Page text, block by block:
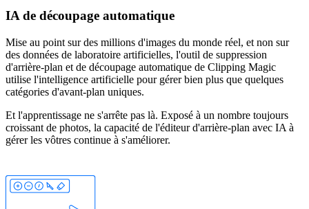
IA de découpage automatique
Mise au point sur des millions d'images du monde réel, et non sur
des données de laboratoire artificielles, l'outil de suppression
d'arrière-plan et de découpage automatique de Clipping Magic
utilise l'intelligence artificielle pour gérer bien plus que quelques
catégories d'avant-plan uniques.
Et l'apprentissage ne s'arrête pas là. Exposé à un nombre toujours
croissant de photos, la capacité de l'éditeur d'arrière-plan avec IA à
gérer les vôtres continue à s'améliorer.